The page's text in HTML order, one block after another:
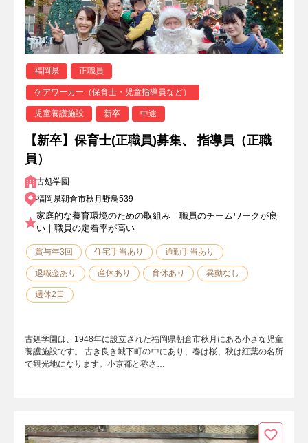
福岡県 正職員
ケアワーカー（保育士・児童指導員など）
児童養護施設 新卒 中途
【新卒】保育士(正職員)募集、 指導員（正職
員）
古処学園
福岡県朝倉市秋月野鳥539
家庭的な養育環境のための取組み｜職員のチームワークが良
い｜職員の定着率が高い
賞与年3回 住宅手当あり 通勤手当あり
退職金あり 産休あり 育休あり 異動なし
週休2日
古処学園は、1948年に設立された福岡県朝倉市秋月にある小さな児童
養護施設です。 古き良き城下町の中にあり、春は桜、秋は紅葉の名所
で観光地になります。小京都と称さ…